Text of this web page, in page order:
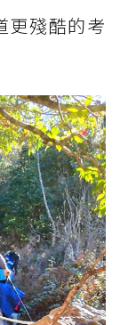
更殘酷的考